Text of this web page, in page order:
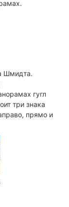
Шмидта.
гугл
три знака
прямо и